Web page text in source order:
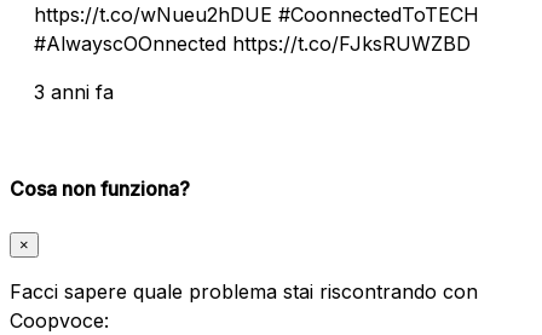
https://t.co/wNueu2hDUE #CoonnectedToTECH
#AlwayscOOnnected https://t.co/FJksRUWZBD
3 anni fa
Cosa non funziona?
×
Facci sapere quale problema stai riscontrando con
Coopvoce: